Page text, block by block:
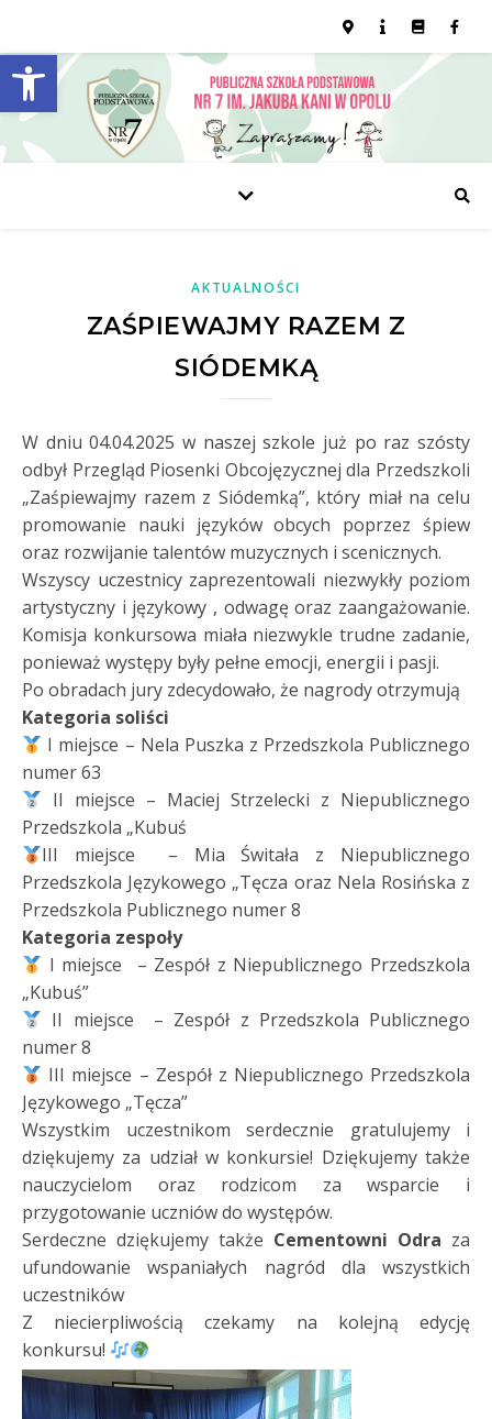
Open toolbar
AKTUALNOŚCI
ZAŚPIEWAJMY RAZEM Z
SIÓDEMKĄ
W dniu 04.04.2025 w naszej szkole już po raz szósty
odbył Przegląd Piosenki Obcojęzycznej dla Przedszkoli
„Zaśpiewajmy razem z Siódemką”, który miał na celu
promowanie nauki języków obcych poprzez śpiew
oraz rozwijanie talentów muzycznych i scenicznych.
Wszyscy uczestnicy zaprezentowali niezwykły poziom
artystyczny i językowy , odwagę oraz zaangażowanie.
Komisja konkursowa miała niezwykle trudne zadanie,
ponieważ występy były pełne emocji, energii i pasji.
Po obradach jury zdecydowało, że nagrody otrzymują
Kategoria soliści
I miejsce – Nela Puszka z Przedszkola Publicznego
numer 63
II miejsce – Maciej Strzelecki z Niepublicznego
Przedszkola „Kubuś
III miejsce – Mia Świtała z Niepublicznego
Przedszkola Językowego „Tęcza oraz Nela Rosińska z
Przedszkola Publicznego numer 8
Kategoria zespoły
I miejsce – Zespół z Niepublicznego Przedszkola
„Kubuś”
II miejsce – Zespół z Przedszkola Publicznego
numer 8
III miejsce – Zespół z Niepublicznego Przedszkola
Językowego „Tęcza”
Wszystkim uczestnikom serdecznie gratulujemy i
dziękujemy za udział w konkursie! Dziękujemy także
nauczycielom oraz rodzicom za wsparcie i
przygotowanie uczniów do występów.
Serdeczne dziękujemy także Cementowni Odra za
ufundowanie wspaniałych nagród dla wszystkich
uczestników
Z niecierpliwością czekamy na kolejną edycję
konkursu!